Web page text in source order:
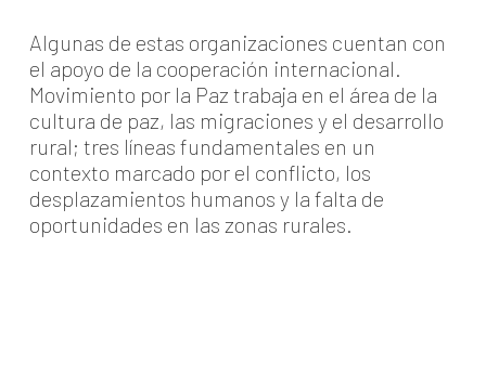
Algunas de estas organizaciones cuentan con
el apoyo de la cooperación internacional.
Movimiento por la Paz trabaja en el área de la
cultura de paz, las migraciones y el desarrollo
rural; tres líneas fundamentales en un
contexto marcado por el conflicto, los
desplazamientos humanos y la falta de
oportunidades en las zonas rurales.